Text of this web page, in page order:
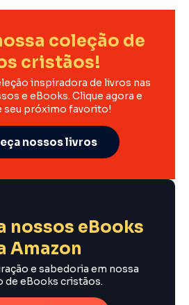
coleção de
cristãos!
inspiradora de livros nas
e eBooks. Clique agora e
seu próximo favorito!
nossos livros
nossos eBooks
Amazon
e sabedoria em nossa
de eBooks cristãos.